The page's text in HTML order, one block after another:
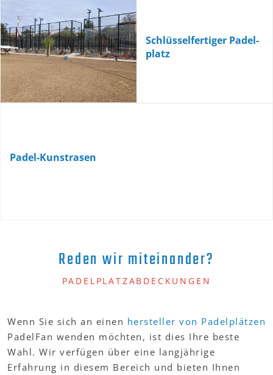
Schlüsselfertiger Padel-
platz
Padel-Kunstrasen
Reden wir miteinander?
PADELPLATZABDECKUNGEN
Wenn Sie sich an einen hersteller von Padelplätzen
PadelFan wenden möchten, ist dies Ihre beste
Wahl. Wir verfügen über eine langjährige
Erfahrung in diesem Bereich und bieten Ihnen